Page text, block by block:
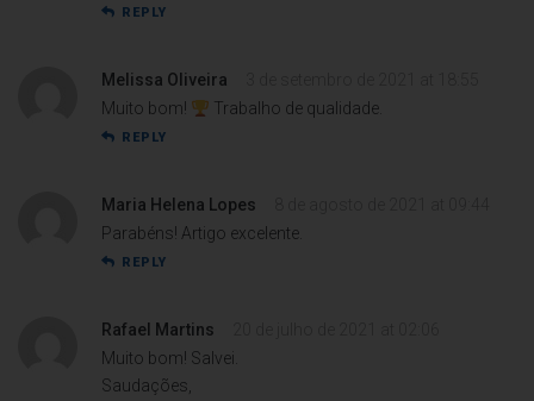
REPLY
Melissa Oliveira
Muito bom!
Trabalho de qualidade.
REPLY
Maria Helena Lopes
Parabéns! Artigo excelente.
REPLY
Rafael Martins
Muito bom! Salvei.
Saudações,